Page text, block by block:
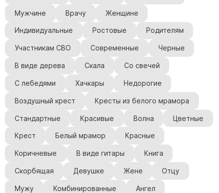
Мужчине Врачу Женщине
Индивидуальные Ростовые Родителям
Участникам СВО Современные Черные
В виде дерева Скала Со свечей
С лебедями Хачкары Недорогие
Воздушный крест Кресты из белого мрамора
Стандартные Красивые Волна Цветные
Крест Белый мрамор Красные
Коричневые В виде гитары Книга
Скорбящая Девушке Жене Отцу
Мужу Комбинированные Ангел